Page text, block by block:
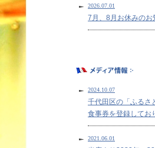
2026.07.01
7月、8月お休みのお
2024.10.07
千代田区の「ふるさ
食事券を登録してお
2021.06.01